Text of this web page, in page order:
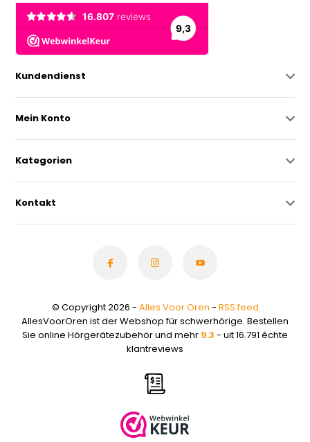
Kundendienst
Mein Konto
Kategorien
Kontakt
© Copyright 2026 - Alles Voor Oren - RSS feed
AllesVoorOren ist der Webshop für schwerhörige. Bestellen
Sie online Hörgerätezubehör und mehr 9.3 - uit 16.791 échte
klantreviews